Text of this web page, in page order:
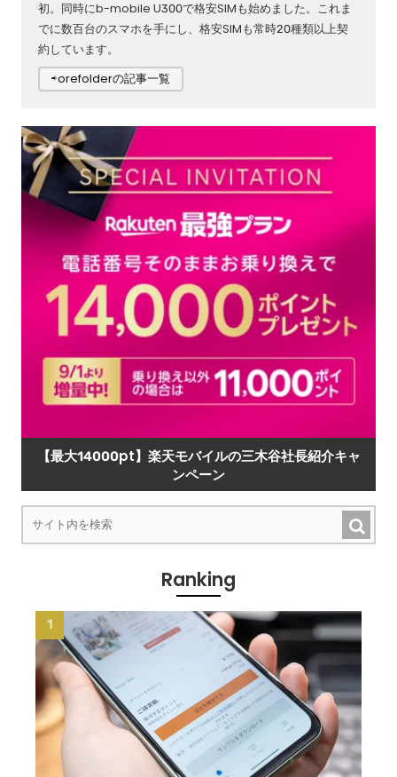
初。同時にb-mobile U300で格安SIMも始めました。これま
でに数百台のスマホを手にし、格安SIMも常時20種類以上契
約しています。
⇨orefolderの記事一覧
【最大14000pt】楽天モバイルの三木谷社長紹介キャ
ンペーン
Ranking